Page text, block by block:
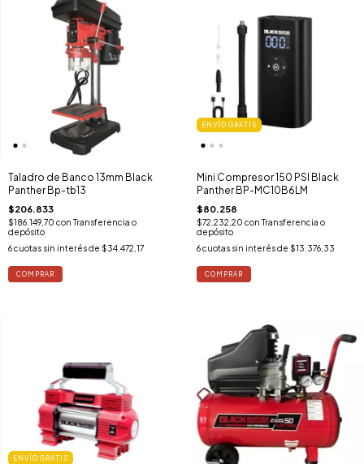
Taladro de Banco 13mm Black
Panther Bp-tb13
$206.833
$186.149,70 con Transferencia o
depósito
6cuotas sin interés de $34.472,17
ENVÍO GRATIS
Mini Compresor 150 PSI Black
Panther BP-MC10B6LM
$80.258
$72.232,20 con Transferencia o
depósito
6 cuotas sin interés de $13.376,33
ENVÍO GRATIS